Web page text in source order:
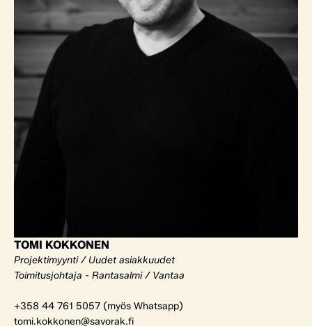
TOMI KOKKONEN
Projektimyynti / Uudet asiakkuudet
Toimitusjohtaja - Rantasalmi / Vantaa
+358 44 761 5057 (myös Whatsapp)
tomi.kokkonen@savorak.fi